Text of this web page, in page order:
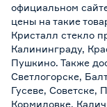
официальном
цены на такие
Кристалл стекло
Калининграду,
Пушкино. Также
Светлогорске,
Гусеве, Советске,
Кормиловке,